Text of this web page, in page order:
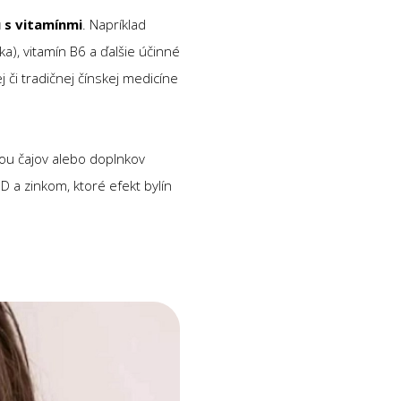
s vitamínmi . Napríklad
vitamín B6 a ďalšie účinné
či tradičnej čínskej medicíne
čajov alebo doplnkov
a zinkom, ktoré efekt bylín